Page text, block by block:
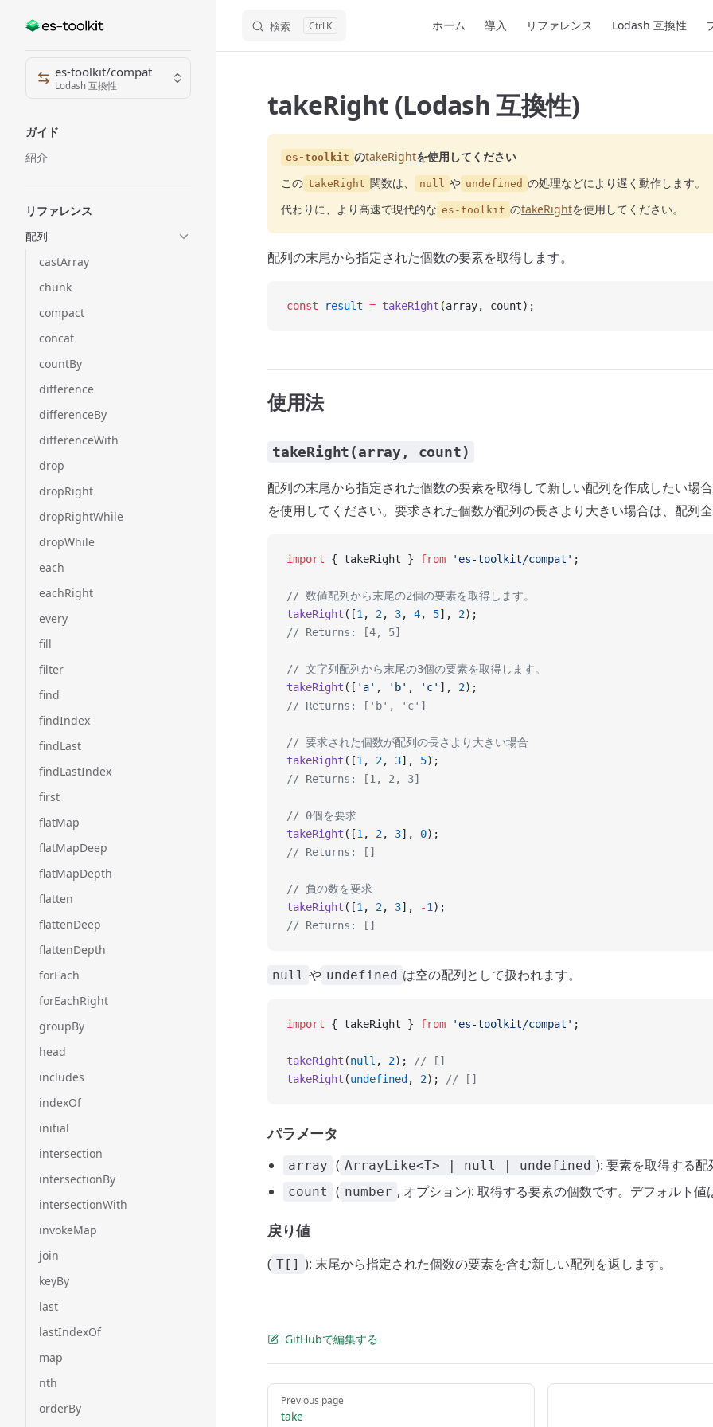
Skip to content 検索 K ホーム 導入 リファレンス Lodash 互換性
Sidebar Navigation
es-toolkit/compat
Lodash 互換性
ガイド
紹介
リファレンス
配列
castArray
chunk
compact
concat
countBy
difference
differenceBy
differenceWith
drop
dropRight
dropRightWhile
dropWhile
each
eachRight
every
fill
filter
find
findIndex
findLast
findLastIndex
first
flatMap
flatMapDeep
flatMapDepth
flatten
flattenDeep
flattenDepth
forEach
forEachRight
groupBy
head
includes
indexOf
initial
intersection
intersectionBy
intersectionWith
invokeMap
join
keyBy
last
lastIndexOf
map
nth
orderBy
takeRight (Lodash 互換性)
es-toolkit のtakeRightを使用してください
この takeRight 関数は、 null や undefined の処理などにより遅く動作します。
代わりに、より高速で現代的な es-toolkit のtakeRightを使用してください。
配列の末尾から指定された個数の要素を取得します。
const result = takeRight (array, count);
使用法
takeRight(array, count)
配列の末尾から指定された個数の要素を取得して新しい配列を作成したい場
を使用してください。要求された個数が配列の長さより大きい場合は、配列全
import { takeRight } from 'es-toolkit/compat' ;
// 数値配列から末尾の2個の要素を取得します。
takeRight ([1 , 2, 3, 4, 5], 2);
// Returns: [4, 5]
// 文字列配列から末尾の3個の要素を取得します。
takeRight ([ 'a' , 'b' , 'c' ], 2);
// Returns: ['b', 'c']
// 要求された個数が配列の長さより大きい場合
takeRight ([1 , 2, 3], 5);
// Returns: [1, 2, 3]
// 0個を要求
takeRight ([1 , 2, 3], 0);
// Returns: []
// 負の数を要求
takeRight ([1 , 2, 3], -1 );
// Returns: []
null や undefined は空の配列として扱われます。
import { takeRight } from 'es-toolkit/compat' ;
takeRight (null , 2);
// []
takeRight (undefined , 2); // []
パラメータ
array ( ArrayLike<T> | null | undefined ): 要素を取得する配
count ( number , オプション): 取得する要素の個数です。デフォルト値
戻り値
( T[] ): 末尾から指定された個数の要素を含む新しい配列を返します。
GitHubで編集する
Pager
Previous page
take